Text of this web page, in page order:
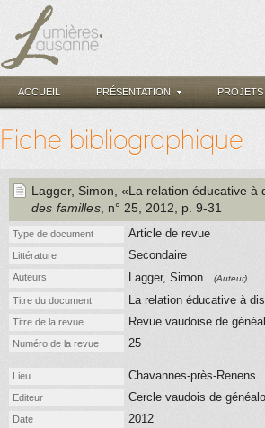
ACCUEIL PRÉSENTATION PROJETS
Fiche bibliographique
Lagger, Simon , «La relation éducative
des familles, n° 25 , 2012 , p. 9-31
Type de document Article de revue
Littérature Secondaire
Auteurs Lagger, Simon (Auteur)
Titre du document La relation éducative à
Titre de la revue Revue vaudoise de
Numéro de la revue 25
Lieu Chavannes-près-Renens
Editeur Cercle vaudois de
Date 2012